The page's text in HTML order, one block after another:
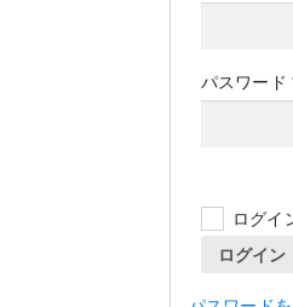
パスワード
ログイ
ログイン